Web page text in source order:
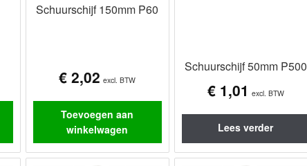
Schuurschijf 150mm P60
€ 2,02 excl. BTW
Toevoegen aan
winkelwagen
Schuurschijf 50mm P500
€1,01 excl. BTW
Lees verder